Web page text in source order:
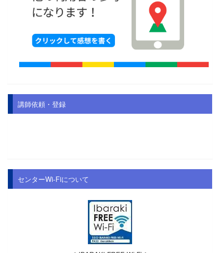
講師依頼・登録
センターWi-Fiについて